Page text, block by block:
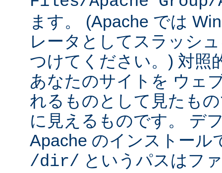
ます。 (Apache では
レータとしてスラッシ
つけてください。) 対照
あなたのサイトを ウェ
れるものとして見たも
に見えるものです。 デ
Apache のインストール
/dir/ というパスはフ